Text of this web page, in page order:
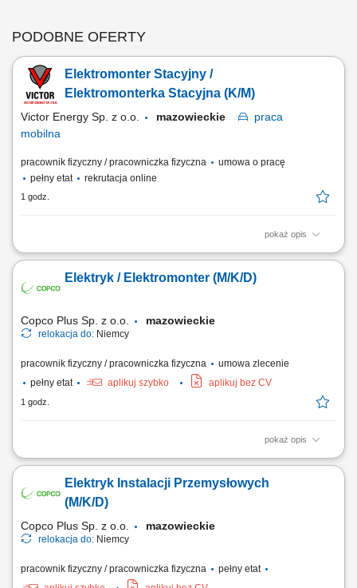
PODOBNE OFERTY
Elektromonter Stacyjny /
Elektromonterka Stacyjna (K/M)
Victor Energy Sp. z o.o. mazowieckie
praca
mobilna
pracownik fizyczny / pracowniczka fizyczna
umowa o pracę
pełny etat
rekrutacja online
1 godz.
pokaż opis
praca mobilna na terenie całego kraju Zakres obowiązków: Prace
Elektryk / Elektromonter (M/K/D)
Copco Plus Sp. z o.o. mazowieckie
relokacja do: Niemcy
pracownik fizyczny / pracowniczka fizyczna
umowa zlecenie
pełny etat
aplikuj szybko aplikuj bez CV
1 godz.
pokaż opis
Obowiązki: Montaż instalacji elektrycznych w obiektach przemysłowych
elektryczne; Wymagania: Wykształcenie elektryczne lub w trakcie nauki;
Doświadczenie zawodowe na podobnym stanowisku; Uprawnienia
Elektryk Instalacji Przemysłowych
(M/K/D)
Copco Plus Sp. z o.o. mazowieckie
relokacja do: Niemcy
pracownik fizyczny / pracowniczka fizyczna
pełny etat